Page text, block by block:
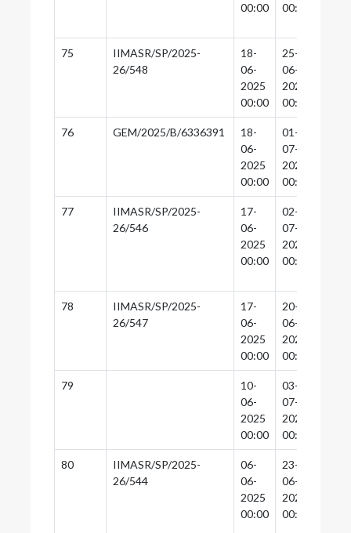
00:00
00:00
75
IIMASR/SP/2025-
26/548
18-
06-
2025
00:00
25-
06-
2025
00:00
76 GEM/2025/B/6336391
18-
06-
2025
00:00
01-
07-
2025
00:00
77
IIMASR/SP/2025-
26/546
17-
06-
2025
00:00
02-
07-
2025
00:00
78
IIMASR/SP/2025-
26/547
17-
06-
2025
00:00
20-
06-
2025
00:00
79
10-
06-
2025
00:00
03-
07-
2025
00:00
80
IIMASR/SP/2025-
26/544
06-
06-
2025
00:00
23-
06-
2025
00:00